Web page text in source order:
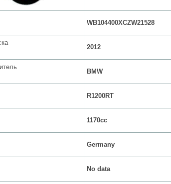
WB104400XCZW21528
2012
BMW
R1200RT
1170cc
Germany
No data